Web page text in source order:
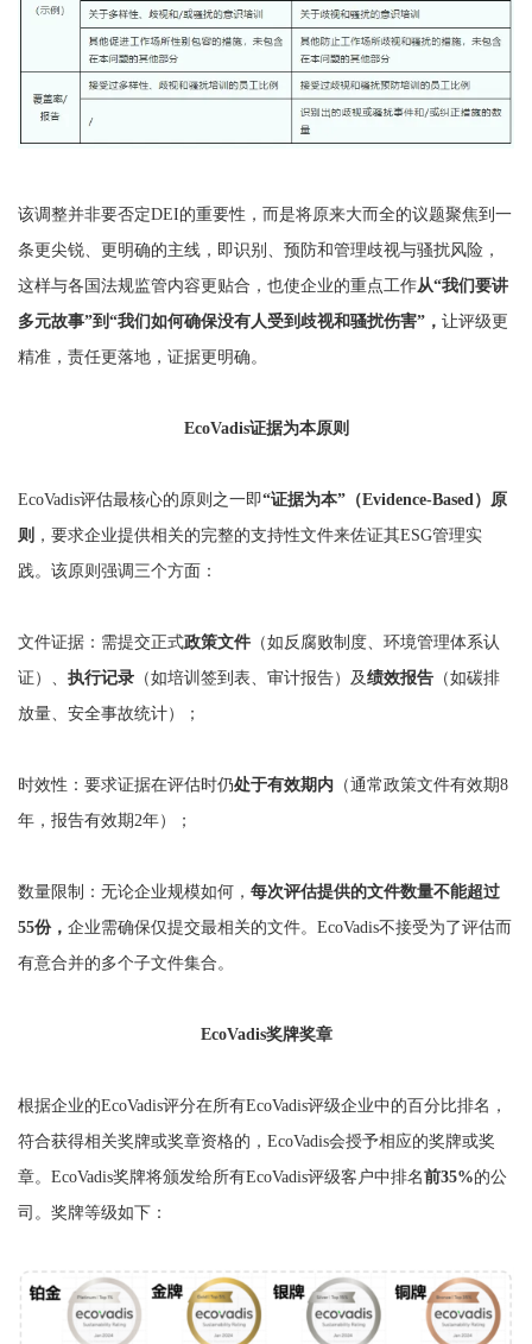
该调整并非要否定DEI的重要性，而是将原来大而全的议题聚焦到一
条更尖锐、更明确的主线，即识别、预防和管理歧视与骚扰风险，
这样与各国法规监管内容更贴合，也使企业的重点工作从“我们要讲
多元故事”到“我们如何确保没有人受到歧视和骚扰伤害”， 让评级更
精准，责任更落地，证据更明确。
EcoVadis证据为本原则
EcoVadis评估最核心的原则之一即“证据为本”（Evidence-Based）原
则 ，要求企业提供相关的完整的支持性文件来佐证其ESG管理实
践。该原则强调三个方面：
文件证据：需提交正式政策文件 （如反腐败制度、环境管理体系认
证）、 执行记录 （如培训签到表、审计报告）及绩效报告 （如碳排
放量、安全事故统计）；
时效性：要求证据在评估时仍处于有效期内 （通常政策文件有效期8
年，报告有效期2年）；
数量限制：无论企业规模如何， 每次评估提供的文件数量不能超过
55份， 企业需确保仅提交最相关的文件。EcoVadis不接受为了评估而
有意合并的多个子文件集合。
EcoVadis奖牌奖章
根据企业的EcoVadis评分在所有EcoVadis评级企业中的百分比排名，
符合获得相关奖牌或奖章资格的，EcoVadis会授予相应的奖牌或奖
章。EcoVadis奖牌将颁发给所有EcoVadis评级客户中排名前35%的公
司。奖牌等级如下：